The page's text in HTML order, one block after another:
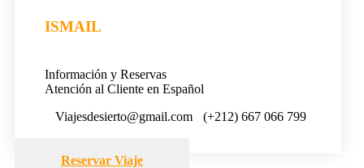
ISMAIL
Información y Reservas
Atención al Cliente en Español
Viajesdesierto@gmail.com
(+212) 667 066 799
Reservar Viaje